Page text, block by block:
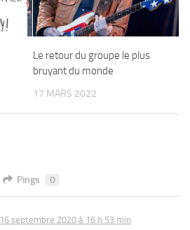
Le retour du groupe le plus
bruyant du monde
17 MARS 2022
Pings 0
16 septembre 2020 à 16 h 53 min